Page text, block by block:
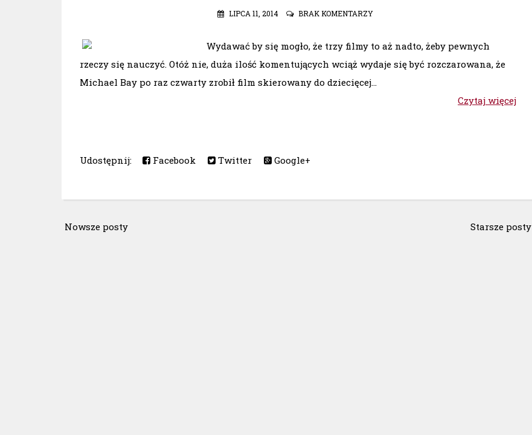
LIPCA 11, 2014 BRAK KOMENTARZY
Wydawać by się mogło, że trzy filmy to aż nadto, żeby pewnych
rzeczy się nauczyć. Otóż nie, duża ilość komentujących wciąż wydaje się być rozczarowana, że
Michael Bay po raz czwarty zrobił film skierowany do dziecięcej...
Czytaj więcej
Udostępnij: Facebook Twitter Google+
Nowsze posty Starsze posty